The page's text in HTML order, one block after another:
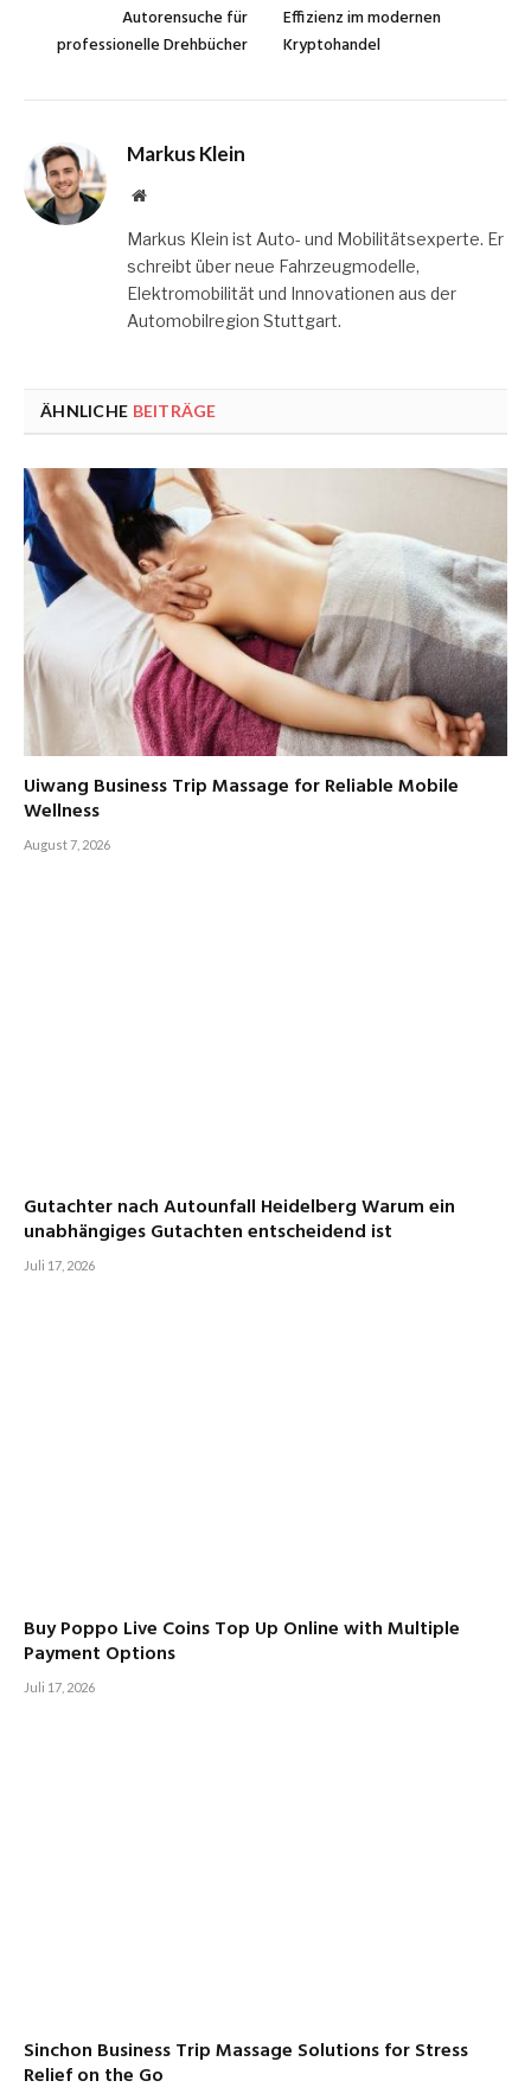
Autorensuche für
professionelle Drehbücher
Effizienz im modernen
Kryptohandel
Markus Klein
Website
Markus Klein ist Auto- und Mobilitätsexperte. Er
schreibt über neue Fahrzeugmodelle,
Elektromobilität und Innovationen aus der
Automobilregion Stuttgart.
ÄHNLICHE BEITRÄGE
Uiwang Business Trip Massage for Reliable Mobile
Wellness
August 7, 2026
Gutachter nach Autounfall Heidelberg Warum ein
unabhängiges Gutachten entscheidend ist
Juli 17, 2026
Buy Poppo Live Coins Top Up Online with Multiple
Payment Options
Juli 17, 2026
Sinchon Business Trip Massage Solutions for Stress
Relief on the Go